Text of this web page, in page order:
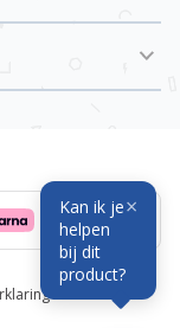
Cookies
Kan ik je
helpen
bij dit
product?
×